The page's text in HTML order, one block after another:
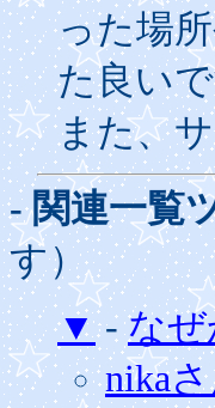
った場
た良い
また、
- 関連一覧
す）
▼-なぜ
nika